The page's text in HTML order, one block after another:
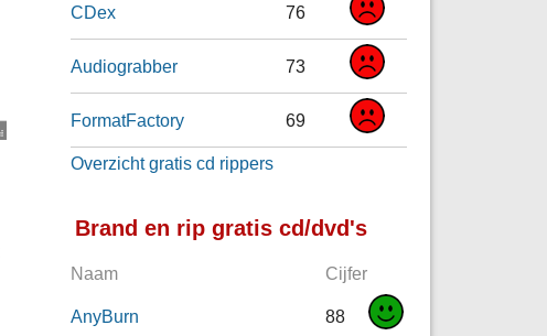
CDex 76
Audiograbber 73
FormatFactory 69
Overzicht gratis cd rippers
Brand en rip gratis cd/dvd's
Naam Cijfer
AnyBurn 88